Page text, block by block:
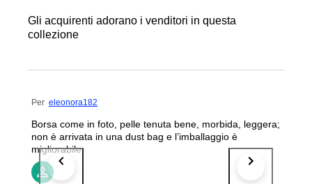
Gli acquirenti adorano i venditori in questa
collezione
Per eleonora182
Borsa come in foto, pelle tenuta bene, morbida, leggera;
non è arrivata in una dust bag e l’imballaggio è
migliorabile.